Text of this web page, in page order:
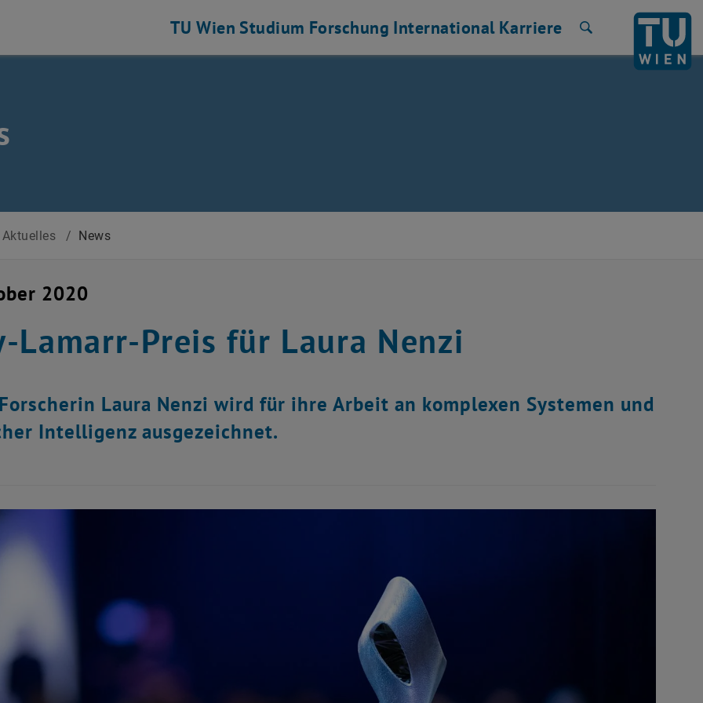
TU Wien Studium Forschung International Karriere
Aktuelles / News
2020
Lamarr-Preis für Laura Nenzi
Laura Nenzi wird für ihre Arbeit an komplexen Systemen und
Intelligenz ausgezeichnet.